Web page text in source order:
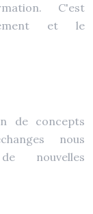
C'est
et le
de concepts
nous
nouvelles